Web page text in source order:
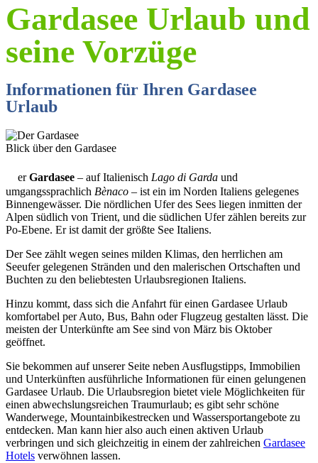
Gardasee Urlaub und
seine Vorzüge
Informationen für Ihren Gardasee
Urlaub
Blick über den Gardasee
erGardasee – auf Italienisch Lago di Garda und
umgangssprachlich Bènaco – ist ein im Norden Italiens gelegenes
Binnengewässer. Die nördlichen Ufer des Sees liegen inmitten der
Alpen südlich von Trient, und die südlichen Ufer zählen bereits zur
Po-Ebene. Er ist damit der größte See Italiens.
Der See zählt wegen seines milden Klimas, den herrlichen am
Seeufer gelegenen Stränden und den malerischen Ortschaften und
Buchten zu den beliebtesten Urlaubsregionen Italiens.
Hinzu kommt, dass sich die Anfahrt für einen Gardasee Urlaub
komfortabel per Auto, Bus, Bahn oder Flugzeug gestalten lässt. Die
meisten der Unterkünfte am See sind von März bis Oktober
geöffnet.
Sie bekommen auf unserer Seite neben Ausflugstipps, Immobilien
und Unterkünften ausführliche Informationen für einen gelungenen
Gardasee Urlaub. Die Urlaubsregion bietet viele Möglichkeiten für
einen abwechslungsreichen Traumurlaub; es gibt sehr schöne
Wanderwege, Mountainbikestrecken und Wassersportangebote zu
entdecken. Man kann hier also auch einen aktiven Urlaub
verbringen und sich gleichzeitig in einem der zahlreichen Gardasee
Hotels verwöhnen lassen.